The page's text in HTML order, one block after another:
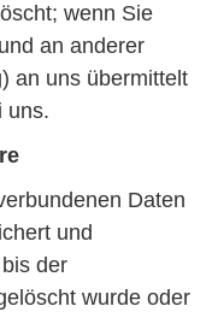
wenn Sie
an anderer
an uns übermittelt
uns.
Daten
und
der
wurde oder